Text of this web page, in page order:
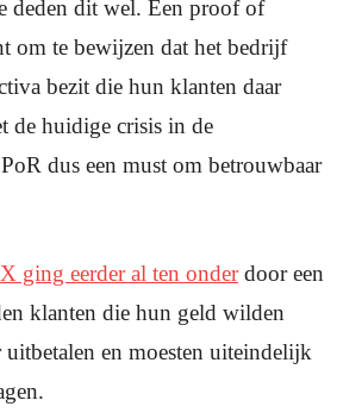
deden dit wel. Een proof of
om te bewijzen dat het bedrijf
bezit die hun klanten daar
de huidige crisis in de
dus een must om betrouwbaar
ging eerder al ten onderdoor een
klanten die hun geld wilden
uitbetalen en moesten uiteindelijk